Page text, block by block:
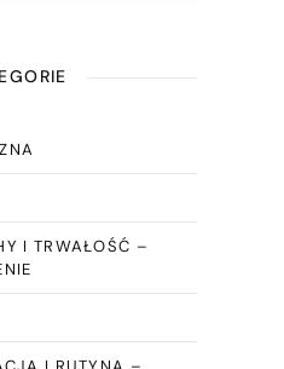
I TRWAŁOŚĆ –